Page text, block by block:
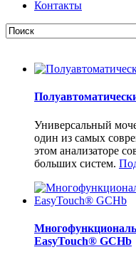
Контакты
Универсальный
один из самых
этом анализаторе
больших систем.
EasyTouch® GCHb